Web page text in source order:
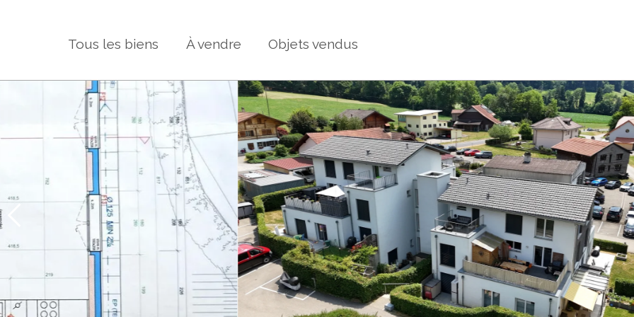
Tous les biens À vendre Objets vendus